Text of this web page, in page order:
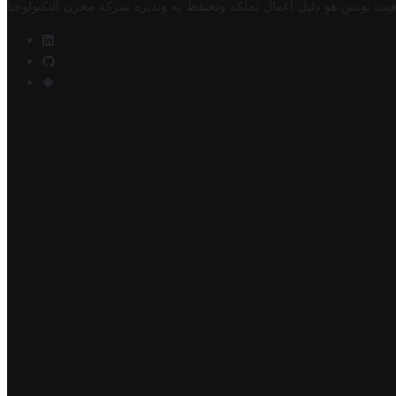
تونس هو دليل أعمال تملكه وتحتفظ به وتديره شركة مخزن التكنولوجيا